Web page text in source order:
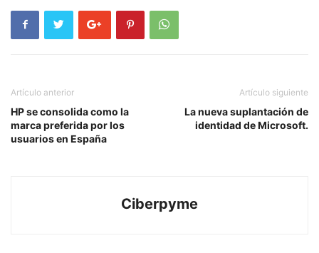
Artículo anterior
HP se consolida como la
marca preferida por los
usuarios en España
Artículo siguiente
La nueva suplantación de
identidad de Microsoft.
Ciberpyme